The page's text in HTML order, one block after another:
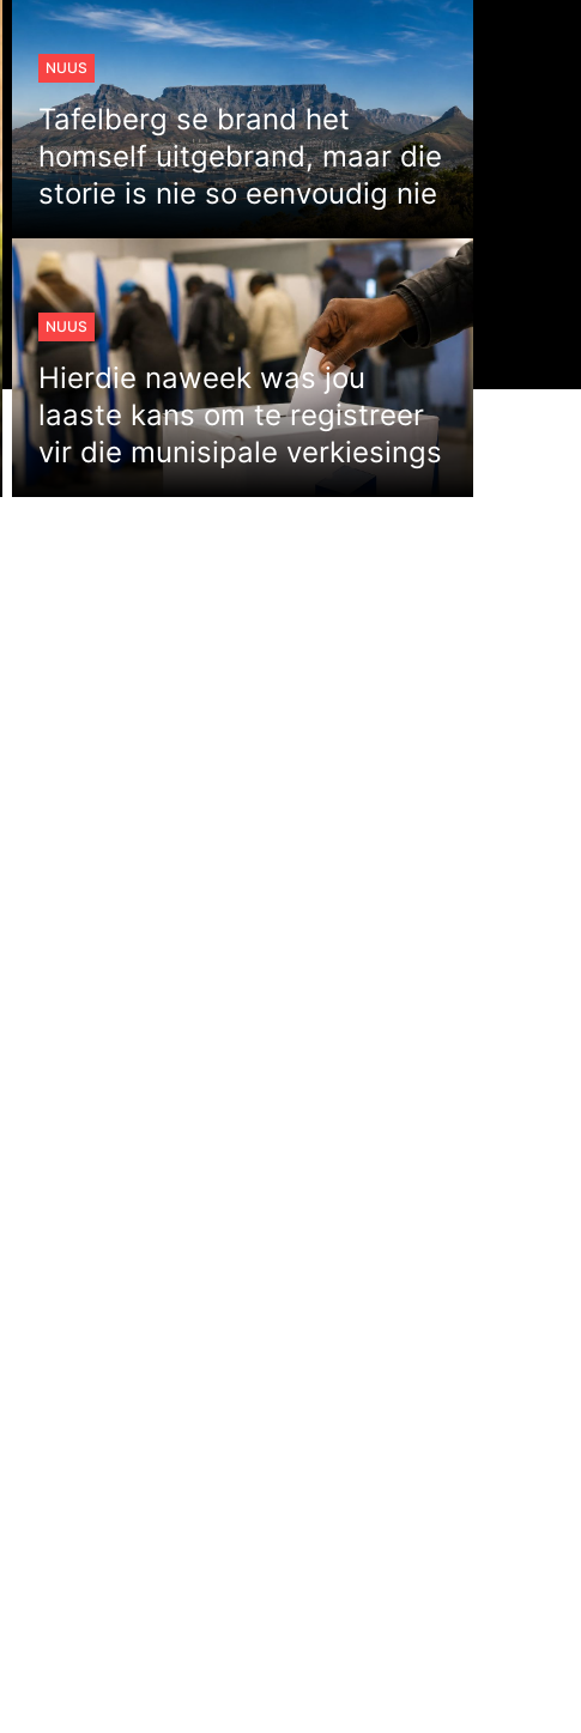
NUUS
Tafelberg se brand het
homself uitgebrand, maar die
storie is nie so eenvoudig nie
NUUS
Hierdie naweek was jou
laaste kans om te registreer
vir die munisipale verkiesings